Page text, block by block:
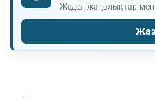
Жедел жаңалықтар мен